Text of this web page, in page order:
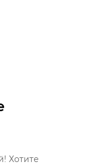
Хотите